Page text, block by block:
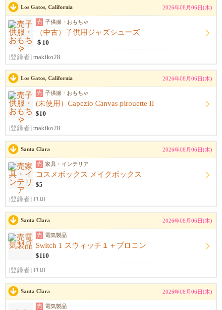
Los Gatos, California 2026年08月06日(木)
売 子供服・おもちゃ
（中古）子供用ジャズシューズ
＄10
[登録者] makiko28
Los Gatos, California 2026年08月06日(木)
売 子供服・おもちゃ
(未使用）Capezio Canvas pirouette II
$10
[登録者] makiko28
Santa Clara 2026年08月06日(木)
売 家具・インテリア
コスメボックス メイクボックス
$5
[登録者] FUJI
Santa Clara 2026年08月06日(木)
売 電気製品
Switch 1 スウィッチ１＋プロコン
$110
[登録者] FUJI
Santa Clara 2026年08月06日(木)
売 電気製品